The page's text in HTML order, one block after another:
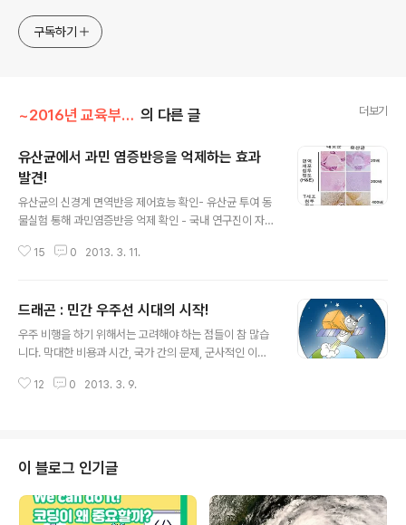
구독하기
~2016년 교육부 이야기/신기한 과학세계 의 다른 글 더보기
유산균에서 과민 염증반응을 억제하는 효과
발견!
유산균의 신경계 면역반응 제어효능 확인- 유산균 투여 동
물실험 통해 과민염증반응 억제 확인 - 국내 연구진이 자체
냈습니다. 다발성경화증이나 중증근무력증 같은 과민 염증
반응 : 면역세포가 세균이나 바이러스 등 외부의 해로운 물
질을 제거하는 과정에서 혈관확장, 부종, 통증, 발열 등을
동반하는 면역반응. 조절이 제대로 이뤄지지 않아 과민 염
중추신경계의 자가면역질환. 신경을 감싸고 있는 단백질에
15 0 2013. 3. 11.
드래곤 : 민간 우주선 시대의 시작!
우주 비행을 하기 위해서는 고려해야 하는 점들이 참 많습
니다. 막대한 비용과 시간, 국가 간의 문제, 군사적인 이유
서 주도하여 우주선을 개발하는 경우가 대부분이었습니다.
우주선의 개발, 보수비용을 줄이려는 목적으로 NASA에서
개발되었습니다. 임무를 수행한 우주선을 2주 이내에 다시
발사할 수 있을 정도로 만들겠다는 계획이었습니다. 하지
만 우주에 다녀온 우주선을 수리하는 기간이 수개월이 걸
12 0 2013. 3. 9.
이 블로그 인기글